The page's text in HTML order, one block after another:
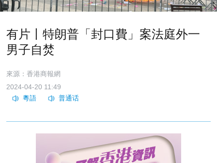
有片丨特朗普「封口費」案法庭外一
男子自焚
來源：香港商報網
2024-04-20 11:49